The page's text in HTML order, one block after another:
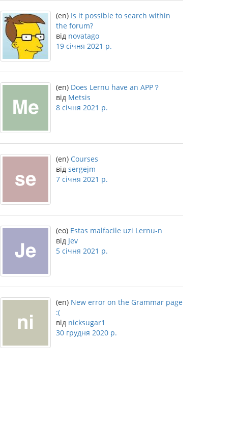
(en) Is it possible to search within
the forum?
від novatago
19 січня 2021 р.
(en) Does Lernu have an APP？
від Metsis
8 січня 2021 р.
(en) Courses
від sergejm
7 січня 2021 р.
(eo) Estas malfacile uzi Lernu-n
від Jev
5 січня 2021 р.
(en) New error on the Grammar page
:(
від nicksugar1
30 грудня 2020 р.